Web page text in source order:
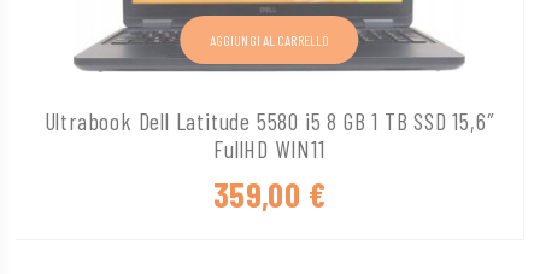
Ultrabook Dell Latitude 5580 i5 8 GB 1 TB SSD 15,6″
FullHD WIN11
359,00 €
AGGIUNGI AL CARRELLO